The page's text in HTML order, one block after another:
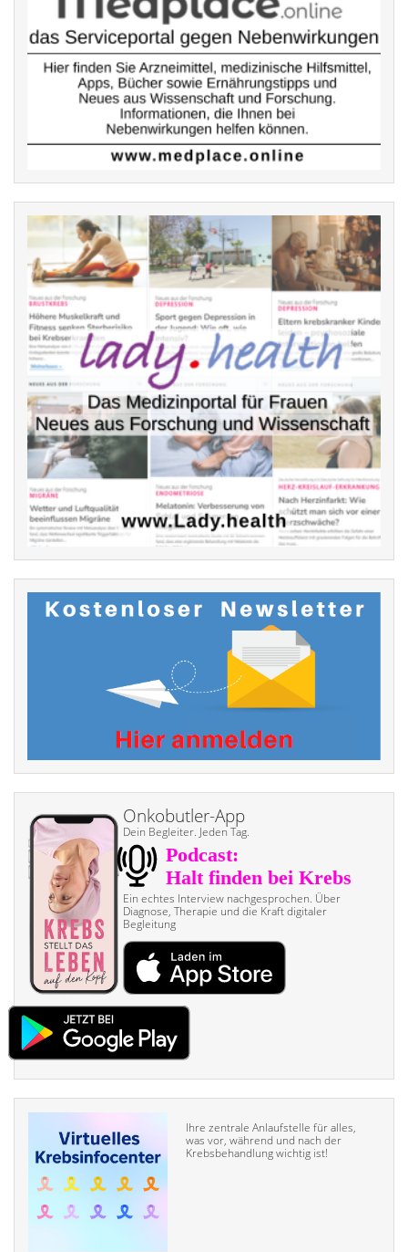
Onkobutler-App
Dein Begleiter. Jeden Tag.
Ein echtes Interview nach­gesprochen. Über
Diagnose, Therapie und die Kraft digitaler
Begleitung
Ihre zentrale Anlaufstelle für alles,
was vor, während und nach der
Krebsbehandlung wichtig ist!